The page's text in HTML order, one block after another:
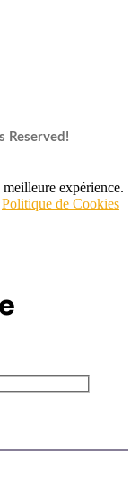
Reserved!
expérience.
Politique de Cookies